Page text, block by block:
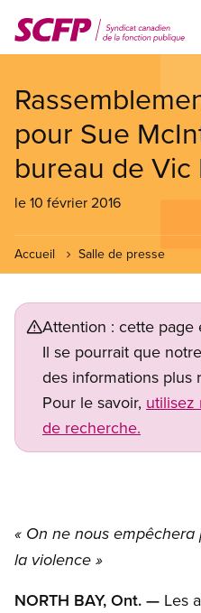
au
contenu
pour Sue
bureau de Vic
le 10 février 2016
Accueil Salle de presse
Attention : cette page
Il se pourrait que
des informations plus
Pour le savoir, utilisez
de recherche.
« On ne nous
la violence »
NORTH BAY, Ont. — Les